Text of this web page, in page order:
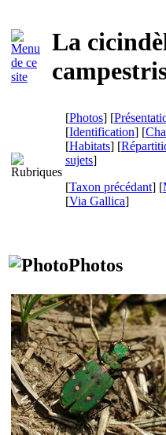
La
[Photos] [
[Identification] [
[Habitats] [
sujets]
[Taxon précédant] [
[Via Gallica]
Photos